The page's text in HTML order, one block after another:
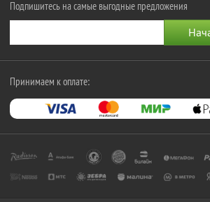
Подпишитесь на самые выгодные предложения
Принимаем к оплате: